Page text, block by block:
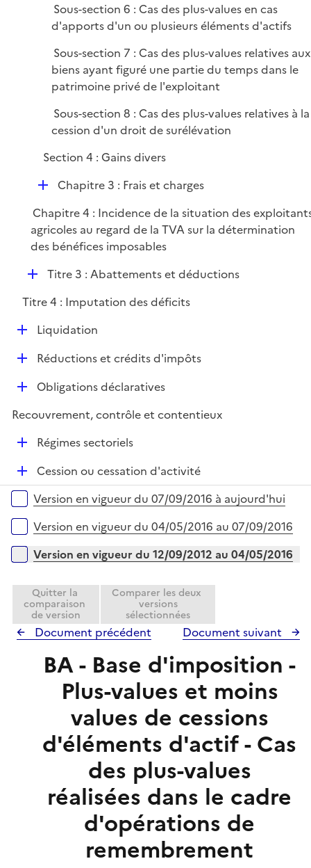
Sous-section 6 : Cas des plus-values en cas
d'apports d'un ou plusieurs éléments d'actifs
Sous-section 7 : Cas des plus-values relatives aux
biens ayant figuré une partie du temps dans le
patrimoine privé de l'exploitant
Sous-section 8 : Cas des plus-values relatives à la
cession d'un droit de surélévation
Section 4 : Gains divers
D
p
l
i
e
Chapitre 3 : Frais et charges
Chapitre 4 : Incidence de la situation des
agricoles au regard de la TVA sur la détermination
des bénéfices imposables
D
p
e
Titre 3 : Abattements et déductions
Titre 4 : Imputation des déficits
D
e
Liquidation
D
i
Réductions et crédits d'impôts
D
p
r
Obligations déclaratives
Recouvrement, contrôle et contentieux
D
e
Régimes sectoriels
D
é
p
e
Cession ou cessation d'activité
Versions sur la période
Version en vigueur du 07/09/2016 à aujourd'hui
Version en vigueur du 04/05/2016 au 07/09/2016
Version en vigueur du 12/09/2012 au 04/05/2016
Quitter la
comparaison
de version
Comparer les deux
versions
sélectionnées
Document précédent Document suivant
BA - Base d'imposition -
Plus-values et moins
values de cessions
d'éléments d'actif - Cas
des plus-values
réalisées dans le cadre
d'opérations de
remembrement